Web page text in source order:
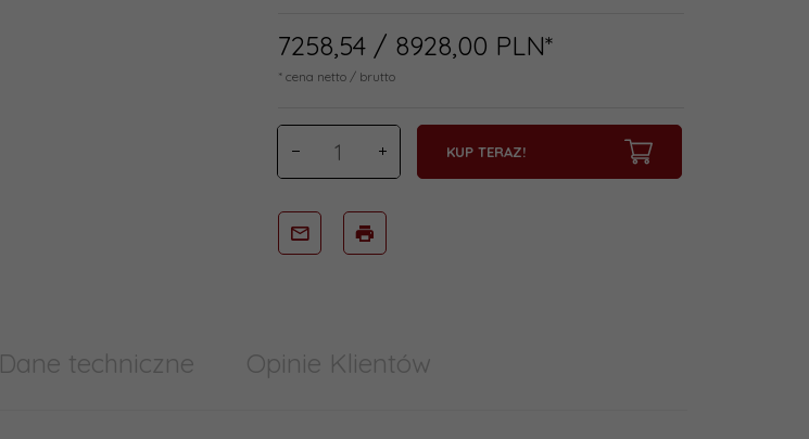
7258,54 / 8928,00 PLN*
* cena netto / brutto
KUP TERAZ!
Dane techniczne Opinie Klientów